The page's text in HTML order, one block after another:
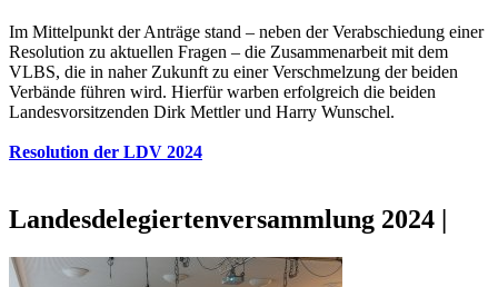
Im Mittelpunkt der Anträge stand – neben der Verabschiedung einer
Resolution zu aktuellen Fragen – die Zusammenarbeit mit dem
VLBS, die in naher Zukunft zu einer Verschmelzung der beiden
Verbände führen wird. Hierfür warben erfolgreich die beiden
Landesvorsitzenden Dirk Mettler und Harry Wunschel.
Resolution der LDV 2024
Landesdelegiertenversammlung 2024 |